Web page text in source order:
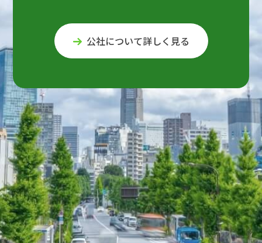
公社について詳しく見る